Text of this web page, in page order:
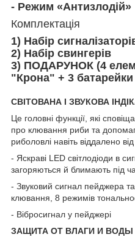
- Режим «Антизлодій»
Комплектація
1) Набір
2) Набір свингерів
3) ПОДАРУНОК (4
"Крона" + 3
СВІТОВАНА І ЗВУКОВА
Це головні функції, які
про клювання риби та
риболовлі навіть віддалено
- Яскраві LED світлодіоди в
загоряються й блимають під
- Звуковий сигнал пейджера та
клювання, 8 режимів
- Вібросигнал у пейджері
ЗАЩИТА ОТ ВЛАГИ И ВОДЫ